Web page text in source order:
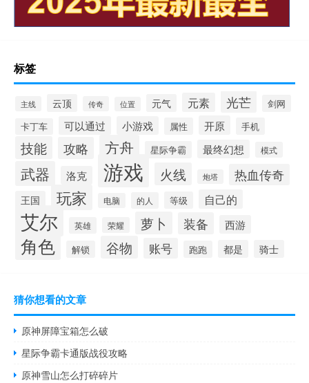
标签
主线 云顶 传奇 位置 元气 元素 光芒 剑网
卡丁车 可以通过 小游戏 属性 开原 手机
技能 攻略 方舟 星际争霸 最终幻想 模式
武器 洛克 游戏 火线 炮塔 热血传奇
王国 玩家 电脑 的人 等级 自己的
艾尔 英雄 荣耀 萝卜 装备 西游
角色 解锁 谷物 账号 跑跑 都是 骑士
猜你想看的文章
原神屏障宝箱怎么破
星际争霸卡通版战役攻略
原神雪山怎么打碎碎片